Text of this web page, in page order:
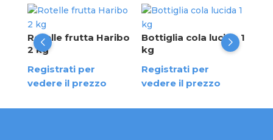
Rotelle frutta Haribo
2 kg
Registrati per
vedere il prezzo
Bottiglia cola lucida 1
kg
Registrati per
vedere il prezzo